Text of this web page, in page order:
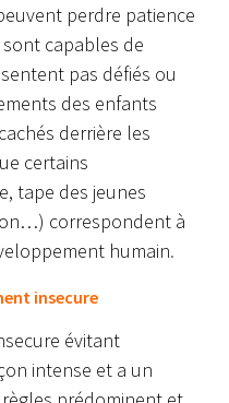
perdre patience
capables de
pas défiés ou
des enfants
derrière les
certains
tape des jeunes
correspondent à
humain.
insecure
évitant
intense et a un